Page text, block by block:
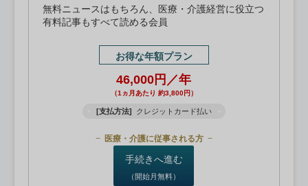
無料ニュースはもちろん、医療・介護経営に役立つ
有料記事もすべて読める会員
お得な年額プラン
46,000円／年
（1ヵ月あたり 約3,800円）
[支払方法] クレジットカード払い
医療・介護に従事される方
手続きへ進む
（開始月無料）